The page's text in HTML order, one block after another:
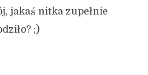
jakaś nitka zupełnie
;)